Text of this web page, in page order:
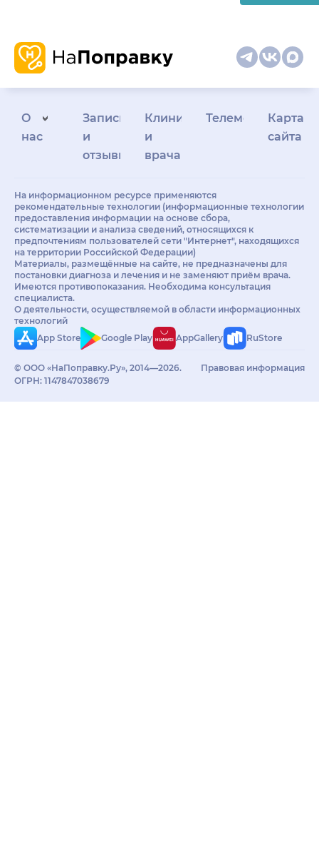
О
нас
Запись
и
отзывы
Клиникам
и
врачам
Телемедицина
Карта
сайта
На информационном ресурсе применяются
рекомендательные технологии (информационные технологии
предоставления информации на основе сбора,
систематизации и анализа сведений, относящихся к
предпочтениям пользователей сети "Интернет", находящихся
на территории Российской Федерации)
Материалы, размещённые на сайте, не предназначены для
постановки диагноза и лечения и не заменяют приём врача.
Имеются противопоказания. Необходима консультация
специалиста.
О деятельности, осуществляемой в области информационных
технологий
App Store
Google Play AppGallery RuStore
© ООО «НаПоправку.Ру», 2014—2026.
ОГРН: 1147847038679
Правовая информация